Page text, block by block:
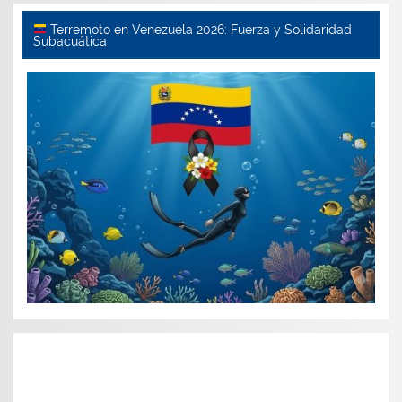
Terremoto en Venezuela 2026: Fuerza y Solidaridad
Subacuática